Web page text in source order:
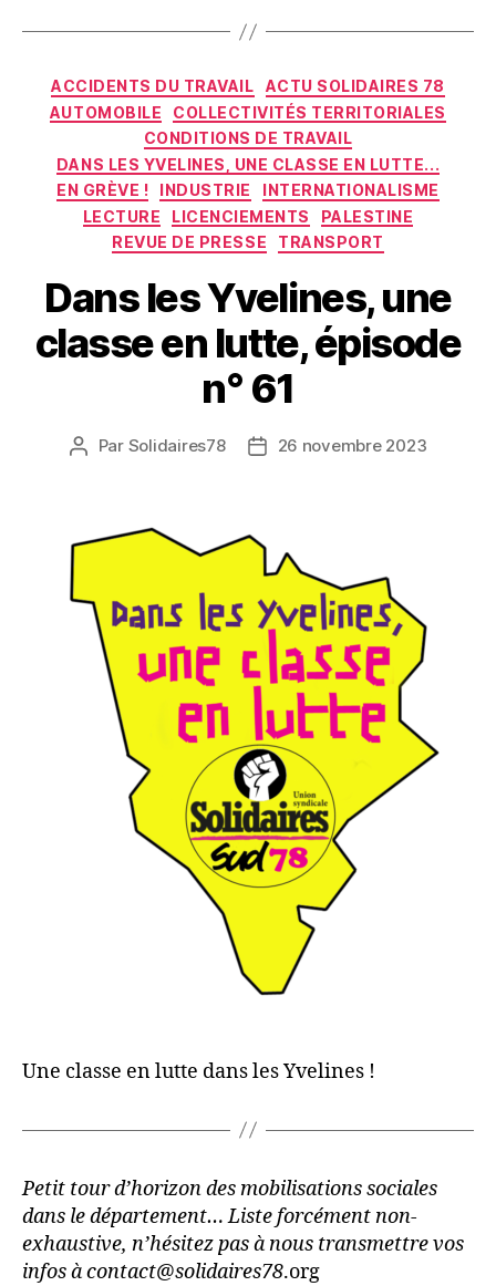
Catégories
ACCIDENTS DU TRAVAIL
ACTU SOLIDAIRES 78
AUTOMOBILE
COLLECTIVITÉS TERRITORIALES
CONDITIONS DE TRAVAIL
DANS LES YVELINES, UNE CLASSE EN LUTTE...
EN GRÈVE !
INDUSTRIE
INTERNATIONALISME
LECTURE
LICENCIEMENTS
PALESTINE
REVUE DE PRESSE
TRANSPORT
Dans les Yvelines, une
classe en lutte, épisode
n° 61
Auteur
Par Solidaires78
Date26 novembre 2023
Une classe en lutte dans les Yvelines !
Petit tour d’horizon des mobilisations sociales
dans le département… Liste forcément non-
exhaustive, n’hésitez pas à nous transmettre vos
infos à contact@solidaires78.org